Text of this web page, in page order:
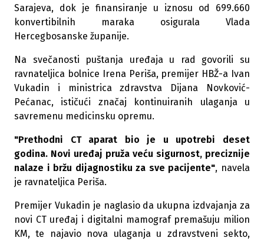
Sarajeva, dok je finansiranje u iznosu od 699.660
konvertibilnih maraka osigurala Vlada
Hercegbosanske županije.
Na svečanosti puštanja uređaja u rad govorili su
ravnateljica bolnice Irena Periša, premijer HBŽ-a Ivan
Vukadin i ministrica zdravstva Dijana Novković-
Pećanac, ističući značaj kontinuiranih ulaganja u
savremenu medicinsku opremu.
"Prethodni CT aparat bio je u upotrebi deset
godina. Novi uređaj pruža veću sigurnost, preciznije
nalaze i bržu dijagnostiku za sve pacijente", navela
je ravnateljica Periša.
Premijer Vukadin je naglasio da ukupna izdvajanja za
novi CT uređaj i digitalni mamograf premašuju milion
KM, te najavio nova ulaganja u zdravstveni sekto,